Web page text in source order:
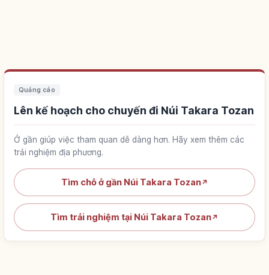
Quảng cáo
Lên kế hoạch cho chuyến đi Núi Takara Tozan
Ở gần giúp việc tham quan dễ dàng hơn. Hãy xem thêm các
trải nghiệm địa phương.
Tìm chỗ ở gần Núi Takara Tozan↗
Tìm trải nghiệm tại Núi Takara Tozan↗